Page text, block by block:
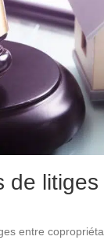
de litiges
entre